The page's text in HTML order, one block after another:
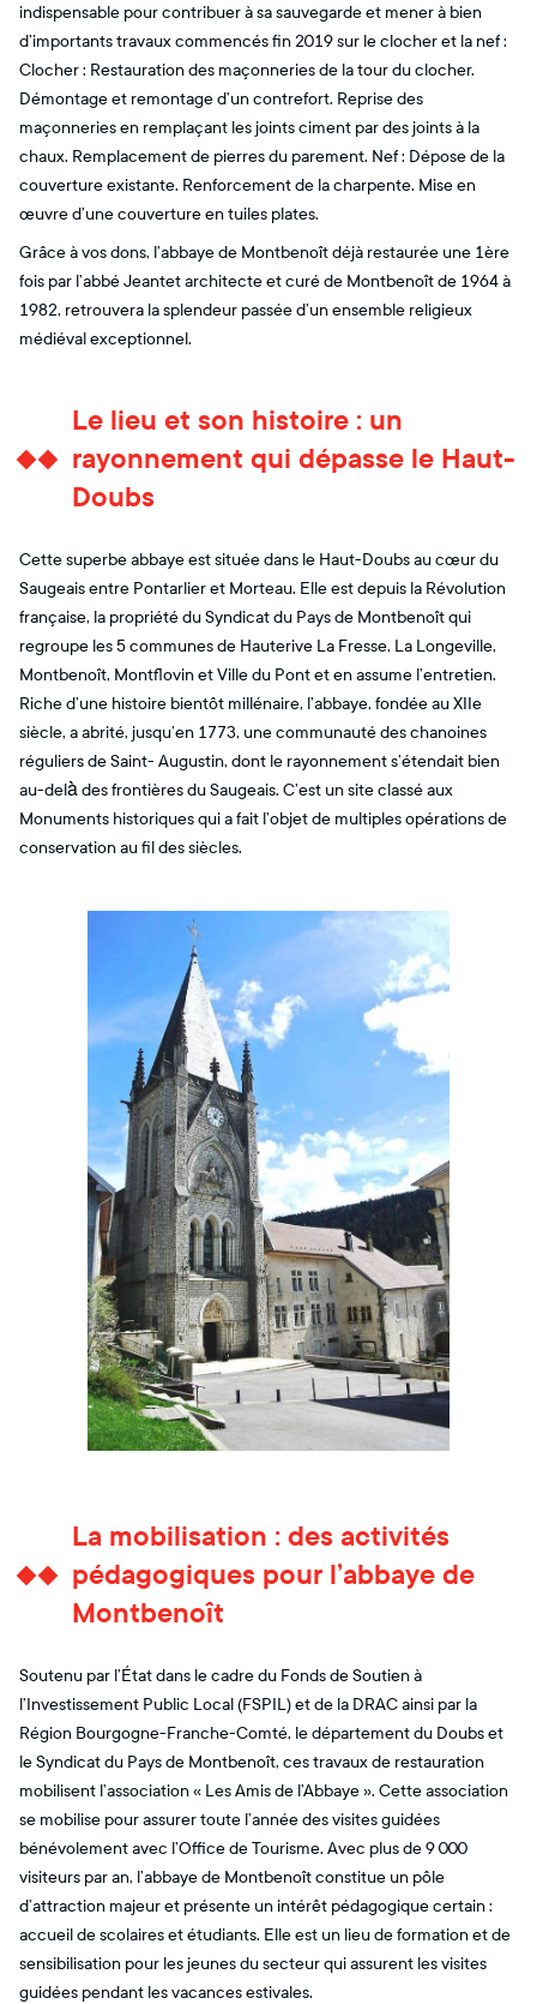
indispensable pour contribuer à sa sauvegarde et mener à bien
d’importants travaux commencés fin 2019 sur le clocher et la nef :
Clocher : Restauration des maçonneries de la tour du clocher.
Démontage et remontage d’un contrefort. Reprise des
maçonneries en remplaçant les joints ciment par des joints à la
chaux. Remplacement de pierres du parement. Nef : Dépose de la
couverture existante. Renforcement de la charpente. Mise en
œuvre d’une couverture en tuiles plates.
Grâce à vos dons, l’abbaye de Montbenoît déjà restaurée une 1ère
fois par l’abbé Jeantet architecte et curé de Montbenoît de 1964 à
1982, retrouvera la splendeur passée d’un ensemble religieux
médiéval exceptionnel.
Le lieu et son histoire : un
rayonnement qui dépasse le Haut-
Doubs
Cette superbe abbaye est située dans le Haut-Doubs au cœur du
Saugeais entre Pontarlier et Morteau. Elle est depuis la Révolution
française, la propriété du Syndicat du Pays de Montbenoît qui
regroupe les 5 communes de Hauterive La Fresse, La Longeville,
Montbenoît, Montflovin et Ville du Pont et en assume l’entretien.
Riche d’une histoire bientôt millénaire, l’abbaye, fondée au XIIe
siècle, a abrité, jusqu’en 1773, une communauté des chanoines
réguliers de Saint- Augustin, dont le rayonnement s’étendait bien
au-delà̀ des frontières du Saugeais. C’est un site classé aux
Monuments historiques qui a fait l’objet de multiples opérations de
conservation au fil des siècles.
La mobilisation : des activités
pédagogiques pour l’abbaye de
Montbenoît
Soutenu par l’État dans le cadre du Fonds de Soutien à
l’Investissement Public Local (FSPIL) et de la DRAC ainsi par la
Région Bourgogne-Franche-Comté, le département du Doubs et
le Syndicat du Pays de Montbenoît, ces travaux de restauration
mobilisent l’association « Les Amis de l’Abbaye ». Cette association
se mobilise pour assurer toute l’année des visites guidées
bénévolement avec l’Office de Tourisme. Avec plus de 9 000
visiteurs par an, l’abbaye de Montbenoît constitue un pôle
d’attraction majeur et présente un intérêt pédagogique certain :
accueil de scolaires et étudiants. Elle est un lieu de formation et de
sensibilisation pour les jeunes du secteur qui assurent les visites
guidées pendant les vacances estivales.